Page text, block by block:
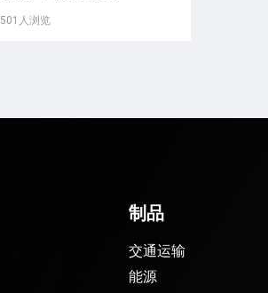
501人浏览
制品
交通运输
能源